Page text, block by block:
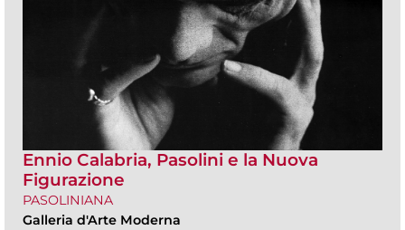
Ennio Calabria, Pasolini e la Nuova
Figurazione
PASOLINIANA
Galleria d'Arte Moderna